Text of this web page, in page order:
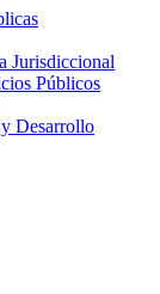
Jurisdiccional
Públicos
Desarrollo